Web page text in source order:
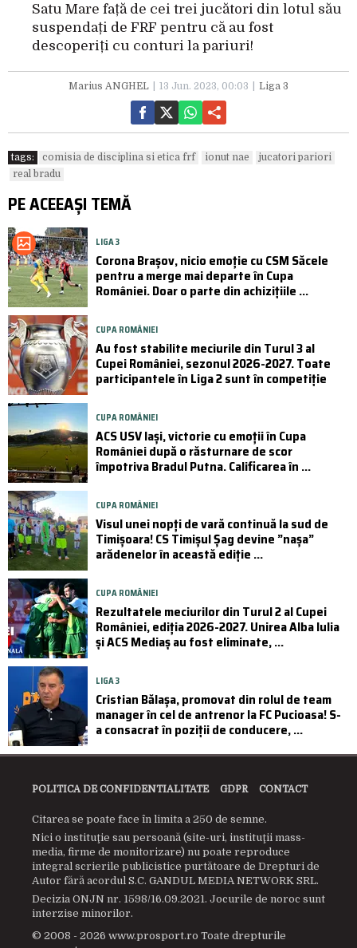
Satu Mare față de cei trei jucători din lotul său
suspendați de FRF pentru că au fost
descoperiți cu conturi la pariuri!
Marius ANGHEL 13 Jun. 2023, 00:03 Liga 3
tags: comisia de disciplina si etica frf ionut nae
jucatori pariori
real bradu
PE ACEEAȘI TEMĂ
LIGA 3
Corona Brașov, nicio emoție cu CSM Săcele
pentru a merge mai departe în Cupa
României. Doar o parte din achizițiile ...
CUPA ROMÂNIEI
Au fost stabilite meciurile din Turul 3 al
Cupei României, sezonul 2026-2027. Toate
participantele în Liga 2 sunt în competiție
CUPA ROMÂNIEI
ACS USV Iași, victorie cu emoții în Cupa
României după o răsturnare de scor
împotriva Bradul Putna. Calificarea în ...
CUPA ROMÂNIEI
Visul unei nopți de vară continuă la sud de
Timișoara! CS Timișul Șag devine ”nașa”
arădenelor în această ediție ...
CUPA ROMÂNIEI
Rezultatele meciurilor din Turul 2 al Cupei
României, ediția 2026-2027. Unirea Alba Iulia
și ACS Mediaș au fost eliminate, ...
LIGA 3
Cristian Bălașa, promovat din rolul de team
manager în cel de antrenor la FC Pucioasa! S-
a consacrat în poziții de conducere, ...
POLITICA DE CONFIDENTIALITATE GDPR CONTACT
Citarea se poate face în limita a 250 de semne.
Nici o instituţie sau persoană (site-uri, instituţii mass-
media, firme de monitorizare) nu poate reproduce
integral scrierile publicistice purtătoare de Drepturi de
Autor fără acordul S.C. GANDUL MEDIA NETWORK SRL.
Decizia ONJN nr. 1598/16.09.2021. Jocurile de noroc sunt
interzise minorilor.
© 2008 - 2026 www.prosport.ro Toate drepturile